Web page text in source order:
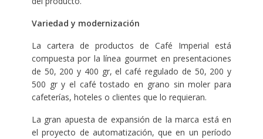
Variedad y modernización
La cartera de productos de Café Imperial está
compuesta por la línea gourmet en presentaciones
de 50, 200 y 400 gr, el café regulado de 50, 200 y
500 gr y el café tostado en grano sin moler para
cafeterías, hoteles o clientes que lo requieran.
La gran apuesta de expansión de la marca está en
el proyecto de automatización, que en un período